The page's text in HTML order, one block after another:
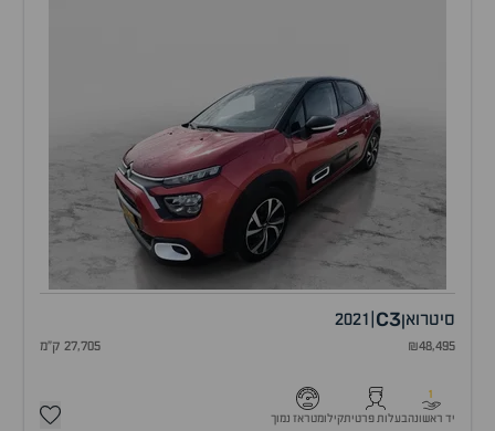
סיטרואןC3
2021
₪48,495 27,705 ק"מ
1
יד ראשונהבעלות פרטיתקילומטראז נמוך